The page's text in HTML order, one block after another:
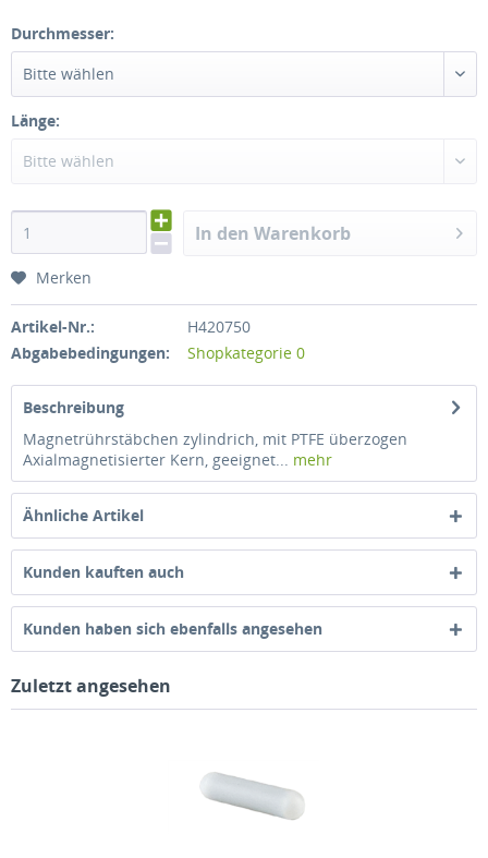
Durchmesser:
Bitte wählen
Länge:
Bitte wählen
In den Warenkorb
Merken
Artikel-Nr.:
H420750
Abgabebedingungen:
Shopkategorie 0
Beschreibung
Magnetrührstäbchen zylindrich, mit PTFE überzogen
Axialmagnetisierter Kern, geeignet... mehr
Ähnliche Artikel
Kunden kauften auch
Kunden haben sich ebenfalls angesehen
Zuletzt angesehen